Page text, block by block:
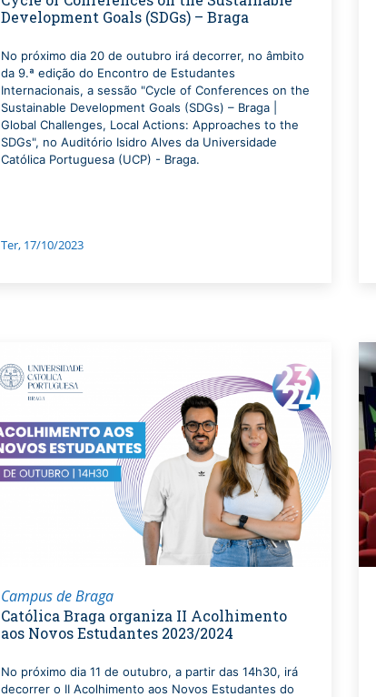
Development Goals (SDGs) – Braga
No próximo dia 20 de outubro irá decorrer, no âmbito
da 9.ª edição do Encontro de Estudantes
Internacionais, a sessão "Cycle of Conferences on the
Sustainable Development Goals (SDGs) – Braga |
Global Challenges, Local Actions: Approaches to the
SDGs", no Auditório Isidro Alves da Universidade
Católica Portuguesa (UCP) - Braga.
Ter, 17/10/2023
Campus de Braga
Católica Braga organiza II Acolhimento
aos Novos Estudantes 2023/2024
No próximo dia 11 de outubro, a partir das 14h30, irá
decorrer o II Acolhimento aos Novos Estudantes do